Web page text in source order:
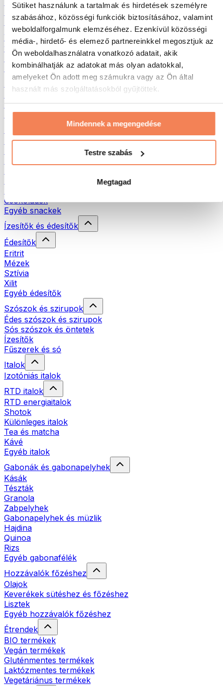
Sütiket használunk a tartalmak és hirdetések személyre
szabásához, közösségi funkciók biztosításához, valamint
weboldalforgalmunk elemzéséhez. Ezenkívül közösségi
média-, hirdető- és elemező partnereinkkel megosztjuk az
Ön weboldalhasználatra vonatkozó adatait, akik
kombinálhatják az adatokat más olyan adatokkal,
amelyeket Ön adott meg számukra vagy az Ön által
használt más szolgáltatásokból gyűjtöttek.
Mindennek a megengedése
Testre szabás
Megtagad
Hús
Hüvelyesek
Egyéb fitness élelmiszerek
Vajak
100% Magvajak
Édes magvajak
Fehérjés magvajak
Szuperélelmiszerek
Zöld szuperélelmiszerek
Rostok
Egyéb szuperélelmiszerek
Protein szeletek
Fehérjés chipsek és ropik
Csokoládék
Egyéb snackek
Ízesítők és édesítők
Édesítők
Eritrit
Mézek
Sztívia
Xilit
Egyéb édesítők
Szószok és szirupok
Édes szószok és szirupok
Sós szószok és öntetek
Ízesítők
Fűszerek és só
Italok
Izotóniás italok
RTD italok
RTD energiaitalok
Shotok
Különleges italok
Tea és matcha
Kávé
Egyéb italok
Gabonák és gabonapelyhek
Kásák
Tészták
Granola
Zabpelyhek
Gabonapelyhek és müzlik
Hajdina
Quinoa
Rizs
Egyéb gabonafélék
Hozzávalók főzéshez
Olajok
Keverékek sütéshez és főzéshez
Lisztek
Egyéb hozzávalók főzéshez
Étrendek
BIO termékek
Vegán termékek
Gluténmentes termékek
Laktózmentes termékek
Vegetáriánus termékek